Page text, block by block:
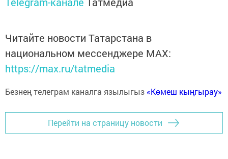
Читайте новости Татарстана в
национальном мессенджере MАХ:
https://max.ru/tatmedia
Безнең телеграм каналга язылыгыз «Көмеш кыңгырау»
Перейти на страницу новости